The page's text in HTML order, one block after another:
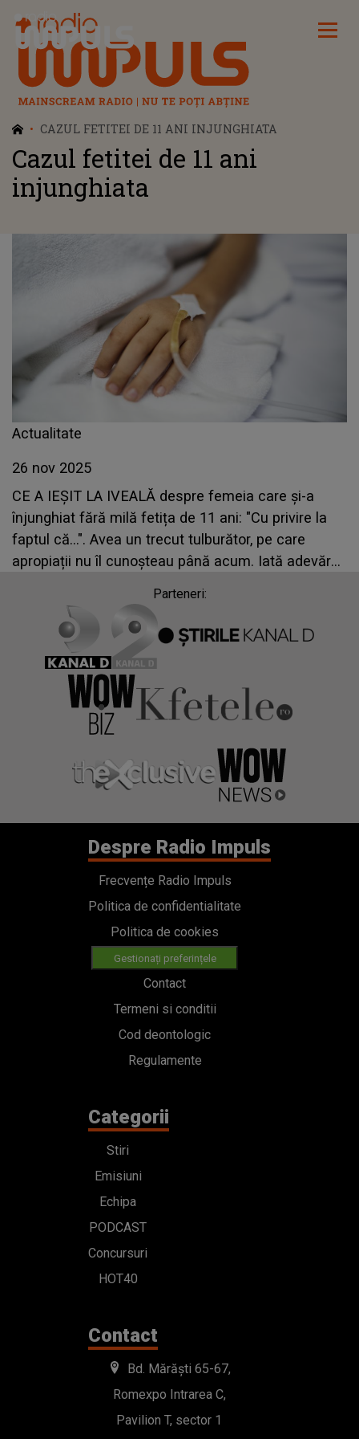
Radio Impuls
CAZUL FETITEI DE 11 ANI INJUNGHIATA
Cazul fetitei de 11 ani
injunghiata
Actualitate
26 nov 2025
CE A IEȘIT LA IVEALĂ despre femeia care și-a
înjunghiat fără milă fetița de 11 ani: "Cu privire la
faptul că...". Avea un trecut tulburător, pe care
apropiații nu îl cunoșteau până acum. Iată adevărul
Parteneri:
Despre Radio Impuls
Frecvențe Radio Impuls
Politica de confidentialitate
Politica de cookies
Gestionați preferințele
Contact
Termeni si conditii
Cod deontologic
Regulamente
Categorii
Stiri
Emisiuni
Echipa
PODCAST
Concursuri
HOT40
Contact
Bd. Mărăști 65-67,
Romexpo Intrarea C,
Pavilion T, sector 1